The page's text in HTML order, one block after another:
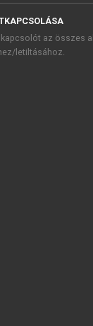
az összes
letiltásához.